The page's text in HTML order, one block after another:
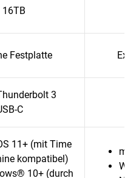
16TB
Festplatte
3
C
11+ (mit Time
kompatibel)
10+ (durch